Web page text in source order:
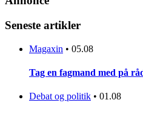
Seneste artikler
Magaxin • 05.08
Tag en fagmand med på
Debat og politik • 01.08